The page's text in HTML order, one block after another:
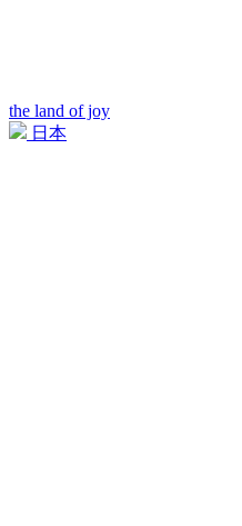
the land of joy
日本